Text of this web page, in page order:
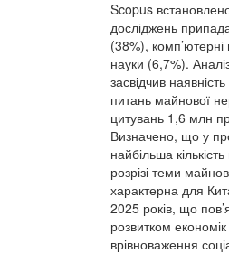
Scopus
досліджень
(38%), комп’ютерні
науки (6,7%).
засвідчив
питань майнової
цитувань 1,6 млн
Визначено, що у
найбільша
розрізі теми
характерна для
2025 років, що
розвитком
врівноваження